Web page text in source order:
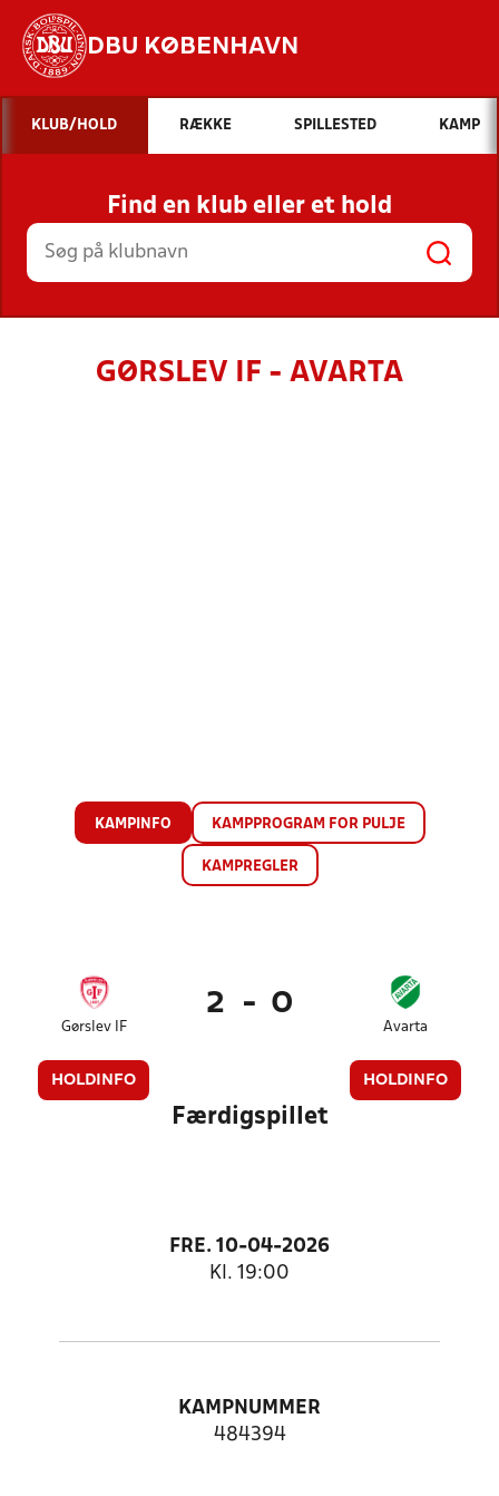
DBU KØBENHAVN
Hvad vil du søge efter?
INDHOLD OG NYHEDER
STILLINGER, RESULTATER, KLUBBER OG
HOLD
KLUB/HOLD RÆKKE SPILLESTED KAMP
Find en klub eller et hold
GØRSLEV IF - AVARTA
KAMPINFO KAMPPROGRAM FOR PULJE
KAMPREGLER
Gørslev IF
HOLDINFO
2 - 0
Avarta
HOLDINFO
Færdigspillet
FRE. 10-04-2026
Kl. 19:00
KAMPNUMMER
484394